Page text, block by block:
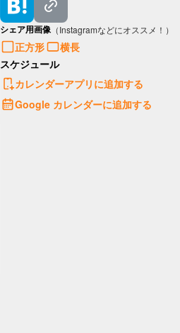
シェア用画像 （Instagramなどにオススメ！）
正方形
横長
スケジュール
カレンダーアプリに追加する
Google カレンダーに追加する